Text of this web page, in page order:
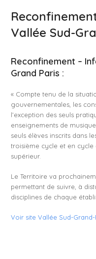
Vallée Sud-
Reconfinement –
Grand Paris :
« Compte tenu de la
gouvernementales, les
l’exception des seuls
enseignements de
seuls élèves inscrits dans
troisième cycle et en cycle
supérieur.
Le Territoire va
permettant de suivre, à
disciplines de chaque
Voir site Vallée Sud-Grand-